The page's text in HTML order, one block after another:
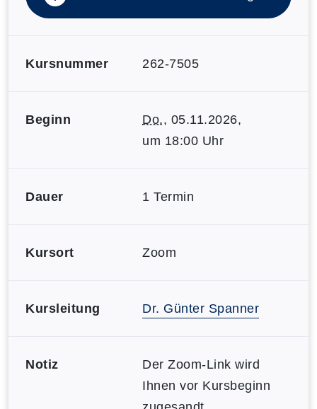
Kursnummer 262-7505
Beginn Do., 05.11.2026,
um 18:00 Uhr
Dauer 1 Termin
Kursort Zoom
Kursleitung Dr. Günter Spanner
Notiz
Der Zoom-Link wird
Ihnen vor Kursbeginn